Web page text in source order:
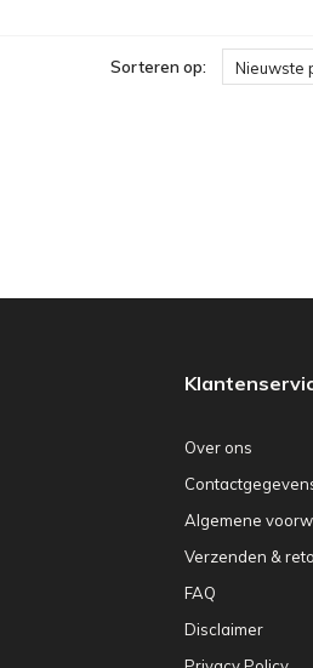
Sorteren op: Nieuwste
Over ons
Algemene
Verzenden &
FAQ
Disclaimer